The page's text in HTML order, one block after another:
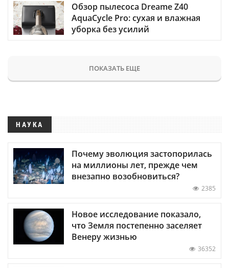
Обзор пылесоса Dreame Z40
AquaCycle Pro: сухая и влажная
уборка без усилий
ПОКАЗАТЬ ЕЩЕ
НАУКА
Почему эволюция застопорилась
на миллионы лет, прежде чем
внезапно возобновиться?
2385
Новое исследование показало,
что Земля постепенно заселяет
Венеру жизнью
36352